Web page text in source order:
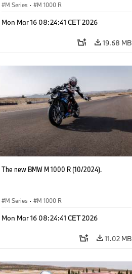
M Series · M 1000 R
Mon Mar 16 08:24:41 CET 2026
19.68 MB
The new BMW M 1000 R (10/2024).
M Series · M 1000 R
Mon Mar 16 08:24:41 CET 2026
11.02 MB